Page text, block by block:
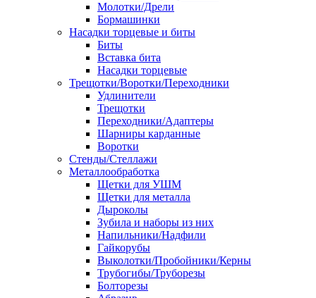
Молотки/Дрели
Бормашинки
Насадки торцевые и биты
Биты
Вставка бита
Насадки торцевые
Трещотки/Воротки/Переходники
Удлинители
Трещотки
Переходники/Адаптеры
Шарниры карданные
Воротки
Стенды/Стеллажи
Металлообработка
Щетки для УШМ
Щетки для металла
Дыроколы
Зубила и наборы из них
Напильники/Надфили
Гайкорубы
Выколотки/Пробойники/Керны
Трубогибы/Труборезы
Болторезы